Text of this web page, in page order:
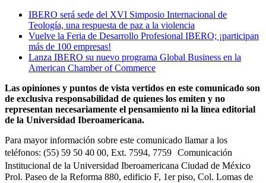
IBERO será sede del XVI Simposio Internacional de
Teología, una respuesta de paz a la violencia
Vuelve la Feria de Desarrollo Profesional IBERO; ¡participan
más de 100 empresas!
Lanza IBERO su nuevo programa Global Business en la
American Chamber of Commerce
Las opiniones y puntos de vista vertidos en este comunicado son
de exclusiva responsabilidad de quienes los emiten y no
representan necesariamente el pensamiento ni la línea editorial
de la Universidad Iberoamericana.
Para mayor información sobre este comunicado llamar a los
teléfonos: (55) 59 50 40 00, Ext. 7594, 7759 Comunicación
Institucional de la Universidad Iberoamericana Ciudad de México
Prol. Paseo de la Reforma 880, edificio F, 1er piso, Col. Lomas de